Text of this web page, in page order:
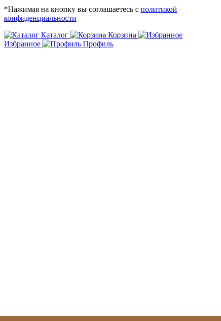
*Нажимая на кнопку вы соглашаетесь с политикой
конфиденциальности
Каталог
Корзина
Избранное
Профиль